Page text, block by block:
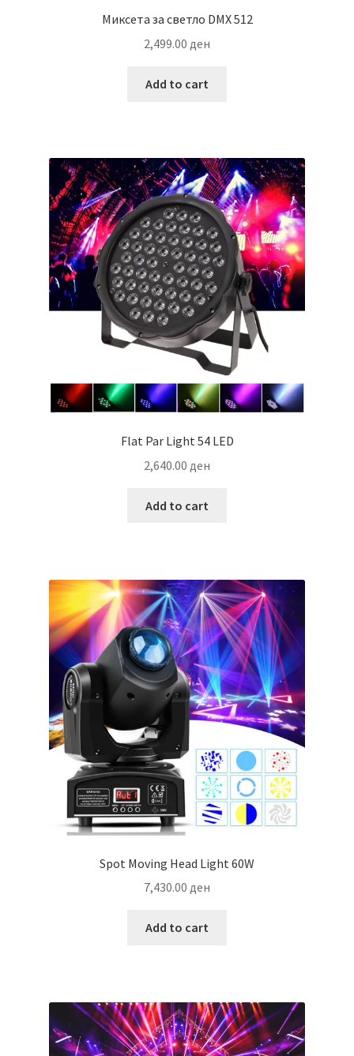
Миксета за светло DMX 512
2,499.00 ден
Add to cart
Flat Par Light 54 LED
2,640.00 ден
Add to cart
Spot Moving Head Light 60W
7,430.00 ден
Add to cart